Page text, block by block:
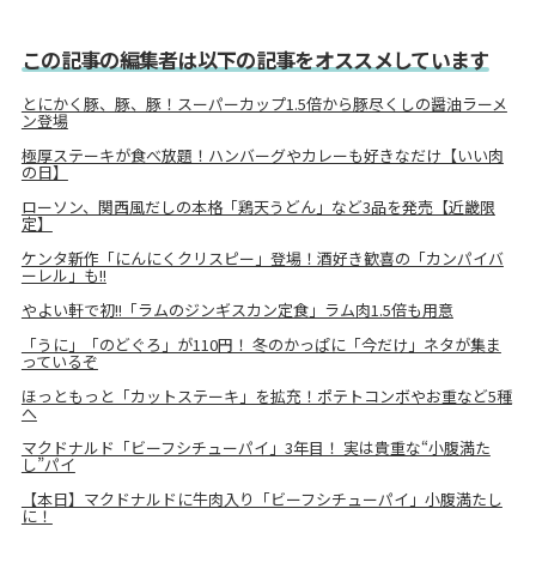
この記事の編集者は以下の記事をオススメしています
とにかく豚、豚、豚！スーパーカップ1.5倍から豚尽くしの醤油ラーメ
ン登場
極厚ステーキが食べ放題！ハンバーグやカレーも好きなだけ【いい肉
の日】
ローソン、関西風だしの本格「鶏天うどん」など3品を発売【近畿限
定】
ケンタ新作「にんにくクリスピー」登場！酒好き歓喜の「カンパイバ
ーレル」も!!
やよい軒で初!!「ラムのジンギスカン定食」ラム肉1.5倍も用意
「うに」「のどぐろ」が110円！ 冬のかっぱに「今だけ」ネタが集ま
っているぞ
ほっともっと「カットステーキ」を拡充！ポテトコンボやお重など5種
へ
マクドナルド「ビーフシチューパイ」3年目！ 実は貴重な“小腹満た
し”パイ
【本日】マクドナルドに牛肉入り「ビーフシチューパイ」小腹満たし
に！